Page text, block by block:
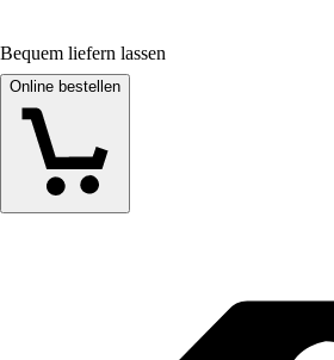
Bequem liefern lassen
Online bestellen